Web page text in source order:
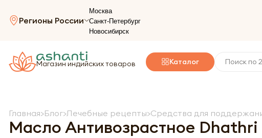
Регионы России
Москва
Санкт-Петербург
Новосибирск
Магазин индийских товаров Каталог
Главная Блог Лечебные рецепты Средства для
Масло Антивозрастное Dhathri